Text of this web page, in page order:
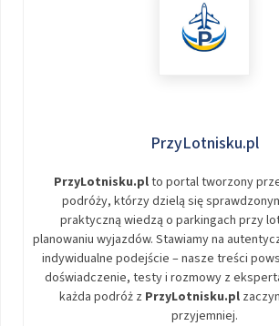
PrzyLotnisku.pl
PrzyLotnisku.plto portal tworzony
podróży, którzy dzielą się
praktyczną wiedzą o parkingach przy
planowaniu wyjazdów. Stawiamy na
indywidualne podejście – nasze treści
doświadczenie, testy i rozmowy z
każda podróż z PrzyLotnisku.pl
przyjemniej.